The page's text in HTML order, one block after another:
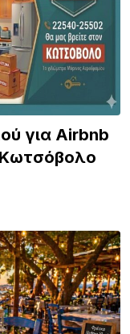
για Airbnb
Κωτσόβολο